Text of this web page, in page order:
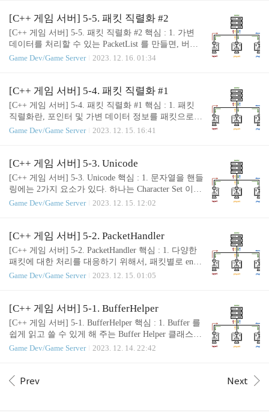
록할 것이니, 추후 세팅에 어려움을 겪을 때 이 글이
도움이 되었으면 좋겠다. 🤗 먼저, protobu..
는 귀찮음을 줄일 수 있다(다만 불필요한 복사가 있
을 수는 있음). 저번에는 가변 데이터를 패킷에 넣어
보았는데... 만약 가변 데이터 안에 또 가변 데이터가
라는 구조체에 해당 버프의 대상들 정보(Victims 라고
em { uint64 buffId; float remainTime;..
[C++ 게임 서버] 5-5. 패킷 직렬화 #2
[C++ 게임 서버] 5-5. 패킷 직렬화 #2 핵심 : 1. 가변
데이터를 처리할 수 있는 PacketList 를 만들면, 버퍼
를 읽을 때 임시 객체를 생성하지 않고 캐스팅을 통
킷 직렬화를 수행했었다. 그런데 코드를 잘 보면, 조
금 마음에 들지 않는 부분이 있다. vector buffs; buffs.r
esize(pkt.buffsCount); for (int32 i = 0; i > buffs[i]; 바로
데... 생각해보면 굳이 그럴 필요가 있나 싶다. 🤔 이
Game Dev/Game Server 2023. 12. 16. 01:34
[C++ 게임 서버] 5-4. 패킷 직렬화 #1
[C++ 게임 서버] 5-4. 패킷 직렬화 #1 핵심 : 1. 패킷
직렬화란, 포인터 및 가변 데이터 정보를 패킷으로
주고 받을 때 이를 안전하게 저장하고 불러올 수 있
3. 직렬화된 데이터는 xml 또는 json 포맷으로 세이브
& 로드를 하며 관리하게 된다. xml 은 가독성이 좋을
수 있으나 복잡하며, json 은 형태가 간단하며 파싱
알아보자. 영어로는 사실 Serialization 인데, 직렬화라
에서도 Serialization 이라는 용어를 사용하는데, 그 때
는 데이터를 안전하고..
Game Dev/Game Server 2023. 12. 15. 16:41
[C++ 게임 서버] 5-3. Unicode
[C++ 게임 서버] 5-3. Unicode 핵심 : 1. 문자열을 핸들
링에는 2가지 요소가 있다. 하나는 Character Set 이
고, 다른 하나는 Encoding 이다. 2. Unicode 는 다양한
는 문자의 특징마다 사용하는 바이트가 다른 경우를
의미하며, WBCS 은 모든 문자열이 동일한 바이트를
사용하는 방식이다. 이번 글에서는 누구나 익숙하지
다시 짚고 넘어가도록 하겠다. 일단 Unicode 에 대해
ter Set' 과 'Encoding' 을 구분해야 한다. 먼저,..
Game Dev/Game Server 2023. 12. 15. 12:02
[C++ 게임 서버] 5-2. PacketHandler
[C++ 게임 서버] 5-2. PacketHandler 핵심 : 1. 다양한
패킷에 대한 처리를 대응하기 위해서, 패킷별로 enu
m 을 만들고, 각 enum 별로 패킷을 핸들링하는 함수
을 읽는 경우와 거의 비슷하다. 벡터의 크기나 갯수
정보를 넣어주기만 하면 해결된다! 이전 시간에는 B
uffer Helper 클래스를 만들어 버퍼를 조금 더 용이하
게 읽고 쓸 수 있도록 했다. 하지만 아직 부족하다!
일일히 임의의 값으로 버퍼의 내용을 채워 패킷을 조
킷을 주고 받을 수 있는 것이 좋다. 그래서 이번 글에
서는 PacketHandler ..
Game Dev/Game Server 2023. 12. 15. 01:05
[C++ 게임 서버] 5-1. BufferHelper
[C++ 게임 서버] 5-1. BufferHelper 핵심 : 1. Buffer 를
쉽게 읽고 쓸 수 있게 해 주는 Buffer Helper 클래스를
만들어 보자. 2. '>>' , '>' 를 오버로딩한 부분이다. 현
수행할 수 있다. 실제 예시는 아래 부분에 DummyCli
Game Dev/Game Server 2023. 12. 14. 22:42
Prev Next